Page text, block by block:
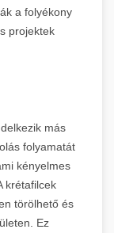
a folyékony
projektek
más
folyamatát
kényelmes
krétafilcek
törölhető és
Ez